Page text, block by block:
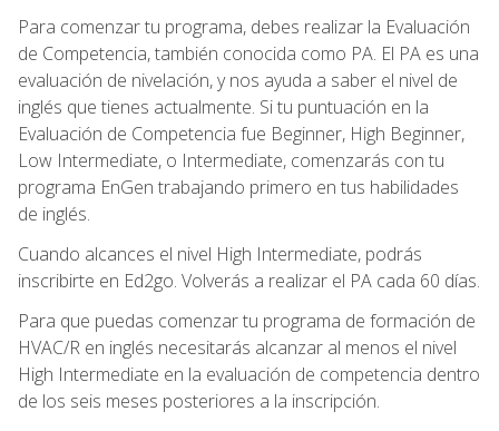
Para comenzar tu programa, debes realizar la Evaluación
de Competencia, también conocida como PA. El PA es una
evaluación de nivelación, y nos ayuda a saber el nivel de
inglés que tienes actualmente. Si tu puntuación en la
Evaluación de Competencia fue Beginner, High Beginner,
Low Intermediate, o Intermediate, comenzarás con tu
programa EnGen trabajando primero en tus habilidades
de inglés.
Cuando alcances el nivel High Intermediate, podrás
inscribirte en Ed2go. Volverás a realizar el PA cada 60 días.
Para que puedas comenzar tu programa de formación de
HVAC/R en inglés necesitarás alcanzar al menos el nivel
High Intermediate en la evaluación de competencia dentro
de los seis meses posteriores a la inscripción.